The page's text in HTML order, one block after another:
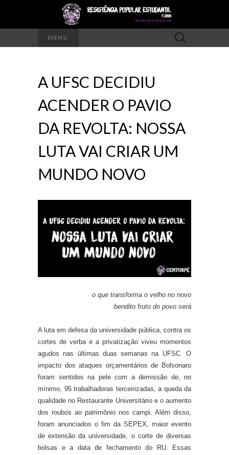
MENU
Pesquisar
por:
A UFSC DECIDIU
ACENDER O PAVIO
DA REVOLTA: NOSSA
LUTA VAI CRIAR UM
MUNDO NOVO
o que transforma o velho no novo
bendito fruto do povo será
A luta em defesa da universidade pública, contra os
cortes de verba e a privatização viveu momentos
agudos nas últimas duas semanas na UFSC. O
impacto dos ataques orçamentários de Bolsonaro
foram sentidos na pele com a demissão de, no
mínimo, 95 trabalhadoras terceirizadas, a queda da
qualidade no Restaurante Universitário e o aumento
dos roubos ao patrimônio nos campi. Além disso,
foram anunciados o fim da SEPEX, maior evento
de extensão da universidade, o corte de diversas
bolsas e a data de fechamento do RU. Essas